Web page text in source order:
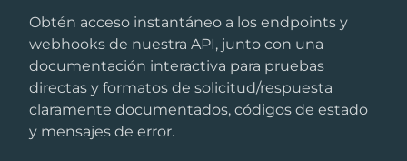
Obtén acceso instantáneo a los endpoints y
webhooks de nuestra API, junto con una
documentación interactiva para pruebas
directas y formatos de solicitud/respuesta
claramente documentados, códigos de estado
y mensajes de error.